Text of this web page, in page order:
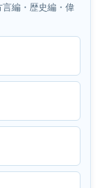
編・歴史編・偉